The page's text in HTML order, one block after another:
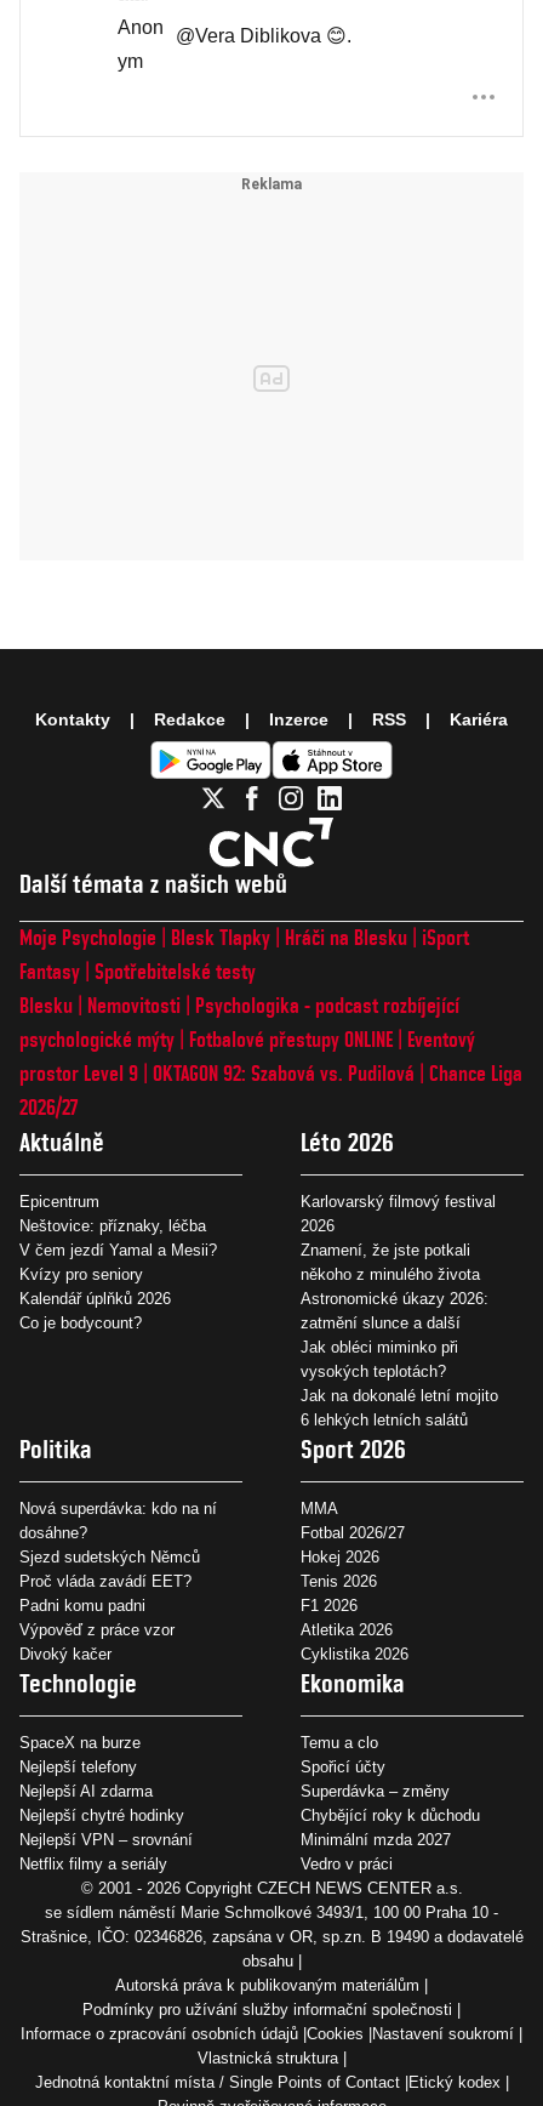
@Vera Diblikova 😊.
Další témata z našich webů
Moje Psychologie Blesk Tlapky Hráči na Blesku
iSport
Fantasy Spotřebitelské testy
Blesku
Nemovitosti
Psychologika - podcast rozbíjející
psychologické mýty
Fotbalové přestupy ONLINE
Eventový
prostor Level 9 OKTAGON 92: Szabová vs. Pudilová
Chance Liga
2026/27
Aktuálně
Epicentrum
Neštovice: příznaky, léčba
V čem jezdí Yamal a Mesii?
Kvízy pro seniory
Kalendář úplňků 2026
Co je bodycount?
Léto 2026
Karlovarský filmový festival
2026
Znamení, že jste potkali
někoho z minulého života
Astronomické úkazy 2026:
zatmění slunce a další
Jak obléci miminko při
vysokých teplotách?
Jak na dokonalé letní mojito
6 lehkých letních salátů
Politika
Nová superdávka: kdo na ní
dosáhne?
Sjezd sudetských Němců
Proč vláda zavádí EET?
Padni komu padni
Výpověď z práce vzor
Divoký kačer
Sport 2026
MMA
Fotbal 2026/27
Hokej 2026
Tenis 2026
F1 2026
Atletika 2026
Cyklistika 2026
Technologie
SpaceX na burze
Nejlepší telefony
Nejlepší AI zdarma
Nejlepší chytré hodinky
Nejlepší VPN – srovnání
Netflix filmy a seriály
Ekonomika
Temu a clo
Spořicí účty
Superdávka – změny
Chybějící roky k důchodu
Minimální mzda 2027
Vedro v práci
Kontakty Redakce Inzerce RSS Kariéra
© 2001 - 2026 Copyright CZECH NEWS CENTER a.s.
se sídlem náměstí Marie Schmolkové 3493/1, 100 00 Praha 10 -
Strašnice, IČO: 02346826, zapsána v OR, sp.zn. B 19490 a dodavatelé
obsahu
Autorská práva k publikovaným materiálům
Podmínky pro užívání služby informační společnosti
Informace o zpracování osobních údajů Cookies
Nastavení soukromí
Vlastnická struktura
Jednotná kontaktní místa / Single Points of Contact
Etický kodex